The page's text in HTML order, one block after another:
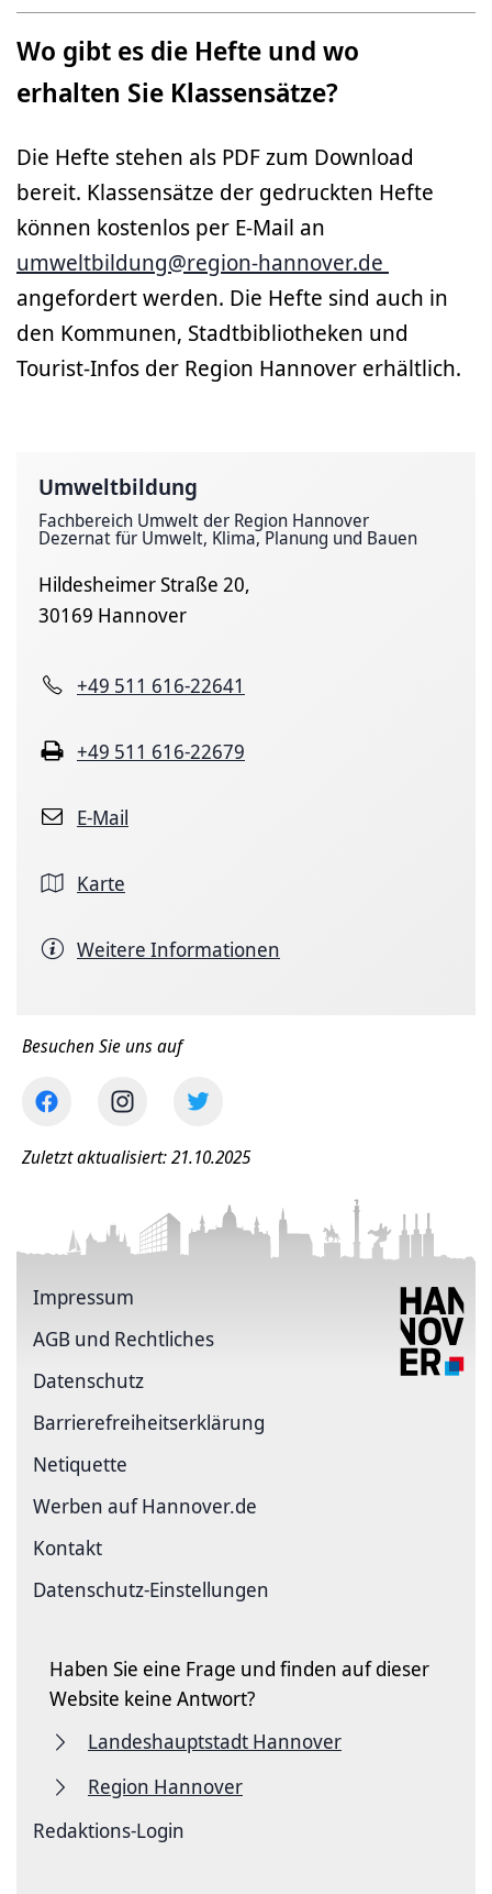
Wo gibt es die Hefte und wo
erhalten Sie Klassensätze?
Die Hefte stehen als PDF zum Download
bereit. Klassensätze der gedruckten Hefte
können kostenlos per E-Mail an
umweltbildung@region-hannover.de
angefordert werden. Die Hefte sind auch in
den Kommunen, Stadtbibliotheken und
Tourist-Infos der Region Hannover erhältlich.
Umweltbildung
Fachbereich Umwelt der Region Hannover
Dezernat für Umwelt, Klima, Planung und Bauen
Hildesheimer Straße 20,
30169 Hannover
+49 511 616-22641
+49 511 616-22679
E-Mail
Karte
Weitere Informationen
Besuchen Sie uns auf
Zuletzt aktualisiert: 21.10.2025
Impressum
AGB und Rechtliches
Datenschutz
Barriere­freiheits­erklärung
Netiquette
Werben auf Hannover.de
Kontakt
Datenschutz-Einstellungen
Haben Sie eine Frage und finden auf dieser
Website keine Antwort?
Landeshauptstadt Hannover
Region Hannover
Redaktions-Login